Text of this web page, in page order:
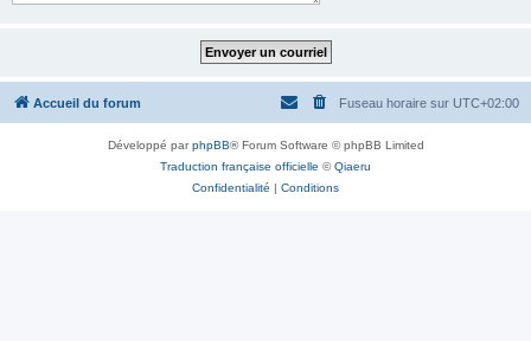
Accueil du forum Fuseau horaire sur UTC+02:00
Développé parphpBB® Forum Software © phpBB Limited
Traduction française officielle ©Qiaeru
Confidentialité | Conditions